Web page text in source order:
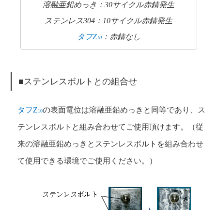
溶融亜鉛めっき：30サイクル赤錆発生
ステンレス304：10サイクル赤錆発生
タフZ10：赤錆なし
■ステンレスボルトとの組合せ
タフZ10の表面電位は溶融亜鉛めっきと同等であり、ス
テンレスボルトと組み合わせてご使用頂けます。（従
来の溶融亜鉛めっきとステンレスボルトを組み合わせ
て使用できる環境でご使用ください。）